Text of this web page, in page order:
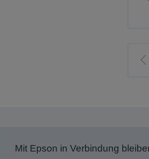
Mit Epson in Verbindung